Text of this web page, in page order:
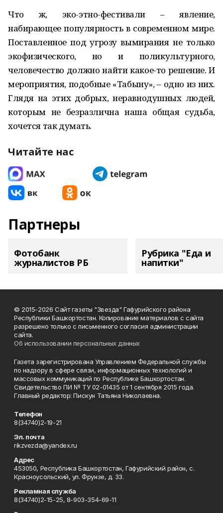
Что ж, эко-этно-фестивали – явление,
набирающее популярность в современном мире.
Поставленное под угрозу вымирания не только
экофизического, но и поликультурного,
человечество должно найти какое-то решение. И
мероприятия, подобные «Табыну», – одно из них.
Глядя на этих добрых, неравнодушных людей,
которым не безразлична наша общая судьба,
хочется так думать.
Читайте нас
Партнеры
Фотобанк
журналистов РБ
Рубрика "Еда и
напитки"
© 2015-2026 Сайт газеты "Звезда" Гафурийского района
Республики Башкортостан. Копирование материалов с сайта
разрешено только с письменного согласия администрации
сайта.
Об использовании персональных данных
Газета зарегистрирована Управлением Федеральной службы
по надзору в сфере связи, информационных технологий и
массовых коммуникаций по Республике Башкортостан.
Свидетельство ПИ № ТУ 02-01435 от 1 сентября 2015 года.
Главный редактор: Пискун Татьяна Николаевна.
Телефон
8(34740)2-19-21
Эл. почта
rikzvezda@yandex.ru
Адрес
453050, Республика Башкортостан, Гафурийский район, с.
Красноусольский, ул. Фрунзе, д. 33.
Рекламная служба
8(34740)2-15-25, 8-903-354-69-11